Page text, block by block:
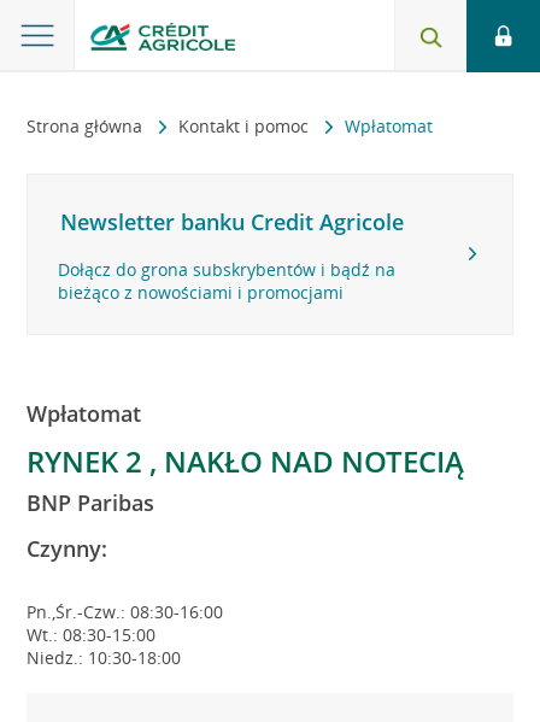
Strona główna Kontakt i pomoc Wpłatomat
Newsletter banku Credit Agricole
Dołącz do grona subskrybentów i bądź na
bieżąco z nowościami i promocjami
Wpłatomat
RYNEK 2 , NAKŁO NAD NOTECIĄ
BNP Paribas
Czynny:
Pn.,Śr.-Czw.: 08:30-16:00
Wt.: 08:30-15:00
Niedz.: 10:30-18:00